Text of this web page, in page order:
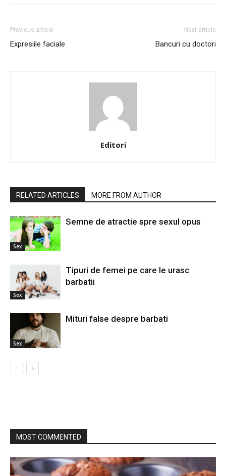
Previous article
Expresiile faciale
Next article
Bancuri cu doctori
Editori
RELATED ARTICLES MORE FROM AUTHOR
Sex
Semne de atractie spre sexul opus
Sex
Tipuri de femei pe care le urasc
barbatii
Sex
Mituri false despre barbati
MOST COMMENTED